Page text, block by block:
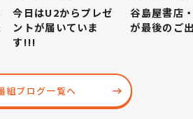
今日はU2からプレゼ
ントが届いていま
す!!!
谷島屋書店
が最後のご
組ブログ一覧へ